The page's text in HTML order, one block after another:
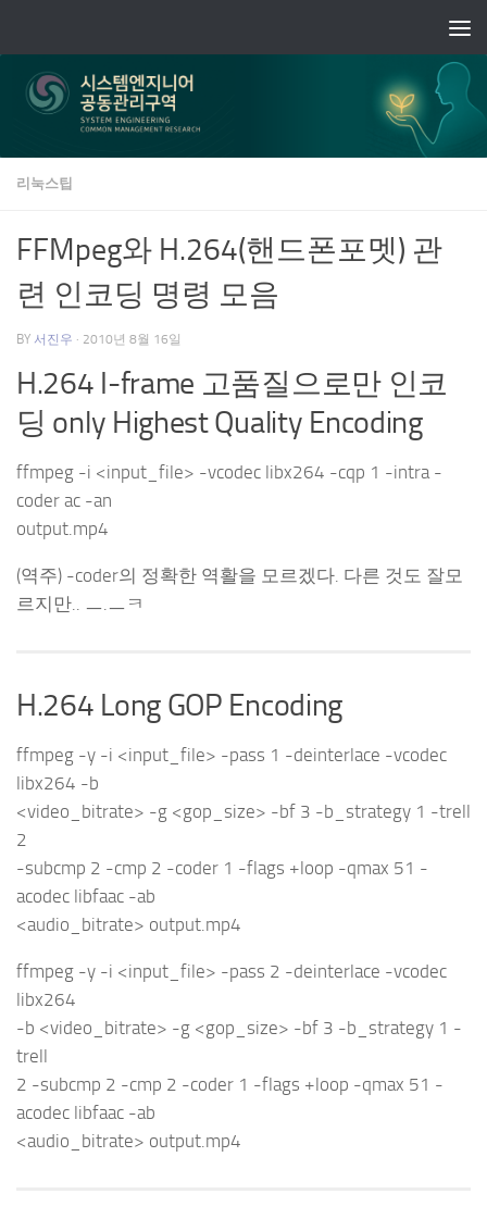
리눅스팁
FFMpeg와 H.264(핸드폰포멧) 관
련 인코딩 명령 모음
BY 서진우 · 2010년 8월 16일
H.264 I-frame 고품질으로만 인코
딩 only Highest Quality Encoding
ffmpeg -i <input_file> -vcodec libx264 -cqp 1 -intra -
coder ac -an
output.mp4
(역주) -coder의 정확한 역활을 모르겠다. 다른 것도 잘모
르지만.. ㅡ.ㅡㅋ
H.264 Long GOP Encoding
ffmpeg -y -i <input_file> -pass 1 -deinterlace -vcodec
libx264 -b
<video_bitrate> -g <gop_size> -bf 3 -b_strategy 1 -trell
2
-subcmp 2 -cmp 2 -coder 1 -flags +loop -qmax 51 -
acodec libfaac -ab
<audio_bitrate> output.mp4
ffmpeg -y -i <input_file> -pass 2 -deinterlace -vcodec
libx264
-b <video_bitrate> -g <gop_size> -bf 3 -b_strategy 1 -
trell
2 -subcmp 2 -cmp 2 -coder 1 -flags +loop -qmax 51 -
acodec libfaac -ab
<audio_bitrate> output.mp4